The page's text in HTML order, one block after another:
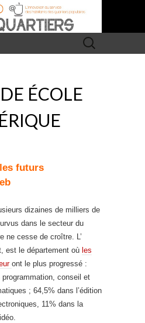
Rechercher :
ÉCOLE
futurs
dizaines de milliers de
dans le secteur du
ne cesse de croître. L’
est le département où les
ont le plus progressé :
conseil et
; 64,5% dans l’édition
11% dans la